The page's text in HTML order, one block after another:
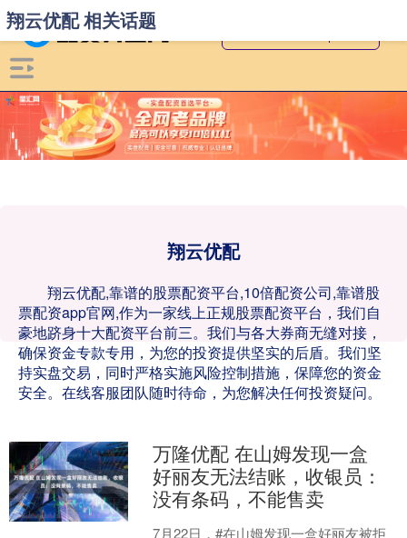
翔云优配
翔云优配,靠谱的股票配资平台,10倍配资公司,靠谱股
票配资app官网,作为一家线上正规股票配资平台，我们自
豪地跻身十大配资平台前三。我们与各大券商无缝对接，
确保资金专款专用，为您的投资提供坚实的后盾。我们坚
持实盘交易，同时严格实施风险控制措施，保障您的资金
安全。在线客服团队随时待命，为您解决任何投资疑问。
翔云优配 相关话题
万隆优配 在山姆发现一盒
好丽友无法结账，收银员：
没有条码，不能售卖
7月22日，#在山姆发现一盒好丽友被拒